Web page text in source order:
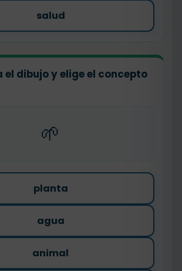
salud
el dibujo y elige el concepto
🌱
planta
agua
animal